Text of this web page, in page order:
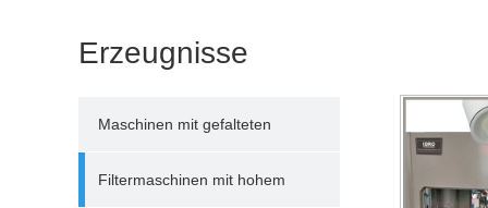
Erzeugnisse
Maschinen mit gefalteten
Filterpatronen
Filtermaschinen mit hohem